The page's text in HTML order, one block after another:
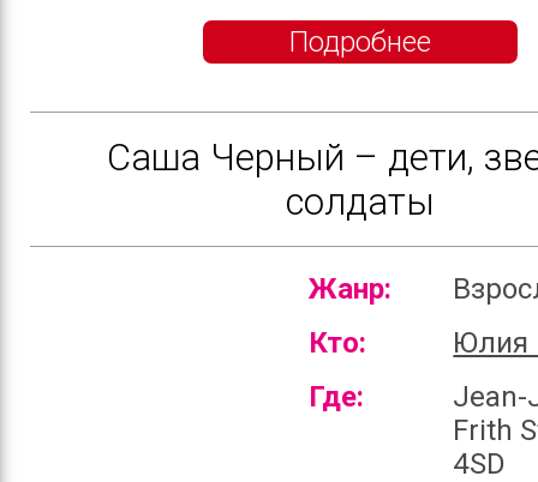
Подробнее
Саша Черный – дети,
солдаты
Жанр:
Кто:
Юлия
Где:
Jean-
Frith
4SD